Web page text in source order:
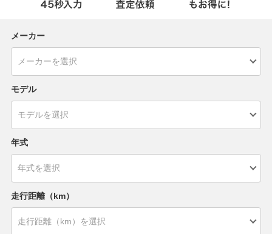
メーカー
モデル
年式
走行距離（km）